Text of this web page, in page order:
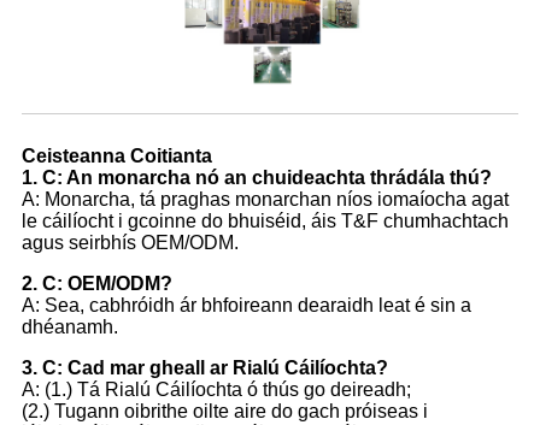
Ceisteanna Coitianta
1. C: An monarcha nó an chuideachta thrádála thú?
A: Monarcha, tá praghas monarchan níos iomaíocha agat
le cáilíocht i gcoinne do bhuiséid, áis T&F chumhachtach
agus seirbhís OEM/ODM.
2. C: OEM/ODM?
A: Sea, cabhróidh ár bhfoireann dearaidh leat é sin a
dhéanamh.
3. C: Cad mar gheall ar Rialú Cáilíochta?
A: (1.) Tá Rialú Cáilíochta ó thús go deireadh;
(2.) Tugann oibrithe oilte aire do gach próiseas i